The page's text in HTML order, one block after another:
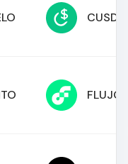
CUSD
FLUJO